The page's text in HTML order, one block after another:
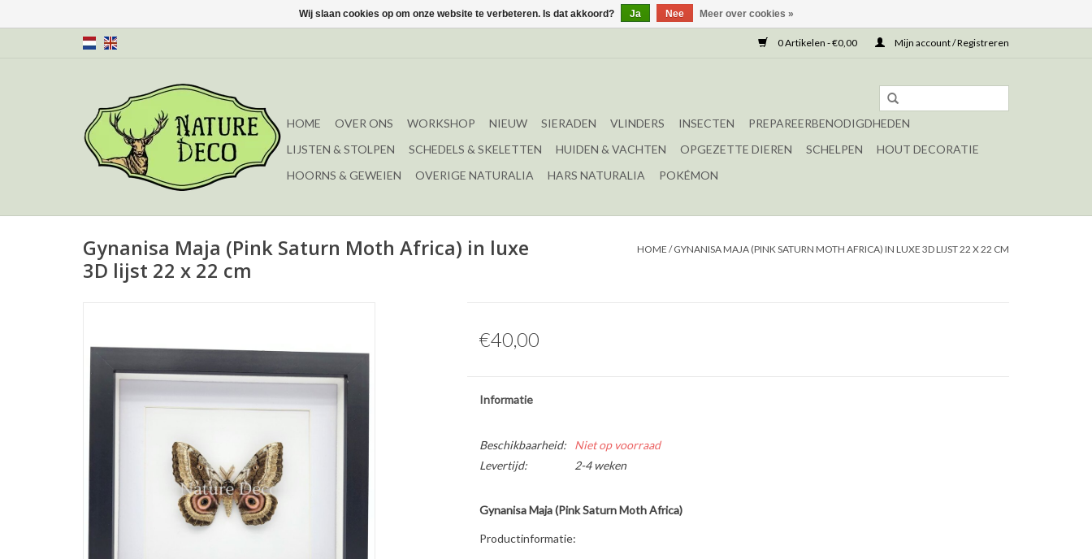
0 Artikelen - €0,00 Mijn account / Registreren
HOME OVER ONS WORKSHOP NIEUW SIERADEN VLINDERS INSECTEN
PREPAREERBENODIGDHEDEN
LIJSTEN & STOLPEN
SCHEDELS & SKELETTEN HUIDEN & VACHTEN OPGEZETTE DIEREN SCHELPEN
HOUT DECORATIE
HOORNS & GEWEIEN
OVERIGE NATURALIA HARS NATURALIA POKÉMON
Gynanisa Maja (Pink Saturn Moth Africa) in luxe
3D lijst 22 x 22 cm
HOME /GYNANISA MAJA (PINK SATURN MOTH AFRICA) IN LUXE 3D LIJST 22 X 22 CM
€40,00
Informatie
Beschikbaarheid:
Niet op voorraad
Levertijd:
2-4 weken
Gynanisa Maja (Pink Saturn Moth Africa)
Productinformatie:
Wij slaan cookies op om onze website te verbeteren. Is dat akkoord? Ja Nee Meer over cookies »